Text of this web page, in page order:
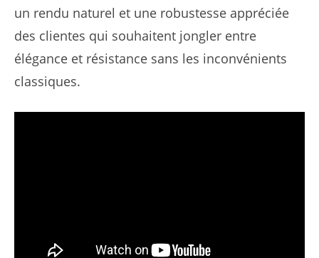
un rendu naturel et une robustesse appréciée
des clientes qui souhaitent jongler entre
élégance et résistance sans les inconvénients
classiques.